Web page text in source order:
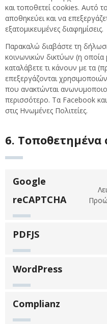
και τοποθετεί cookies. Αυτό
αποθηκεύει και να
εξατομικευμένες διαφημίσεις.
Παρακαλώ διαβάστε τη
κοινωνικών δικτύων (η οποία
καταλάβετε τι κάνουν με τα
επεξεργάζονται
που ανακτώνται
περισσότερο. Τα Facebook
στις Ηνωμένες Πολιτείες.
6. Τοποθετημένα
Google
reCAPTCHA
PDFJS
WordPress
Complianz